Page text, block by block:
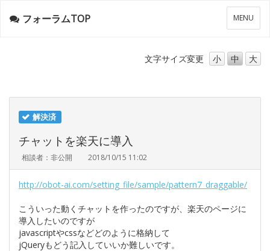
メ
ニ
ー
MENU
フォーラムTOP
文字サイズ変更 小 中 大
解決済
チャットを楽天に導入
相談者：非公開 2018/10/15 11:02
http://obot-ai.com/setting_file/sample/pattern7_draggable/
こういった動くチャットを作ったのですが、楽天のページに
導入したいのですが
javascriptやcssなどどのように格納して
jQueryもどう記入していいか難しいです。